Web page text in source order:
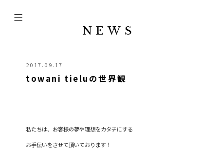
NEWS
2017.09.17
towani tieluの世界観
私たちは、お客様の夢や理想をカタチにする
お手伝いをさせて頂いております！